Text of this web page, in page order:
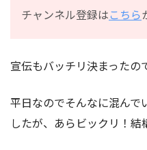
チャンネル登録はこちら
宣伝もバッチリ決まったの
平日なのでそんなに混んで
したが、あらビックリ！結